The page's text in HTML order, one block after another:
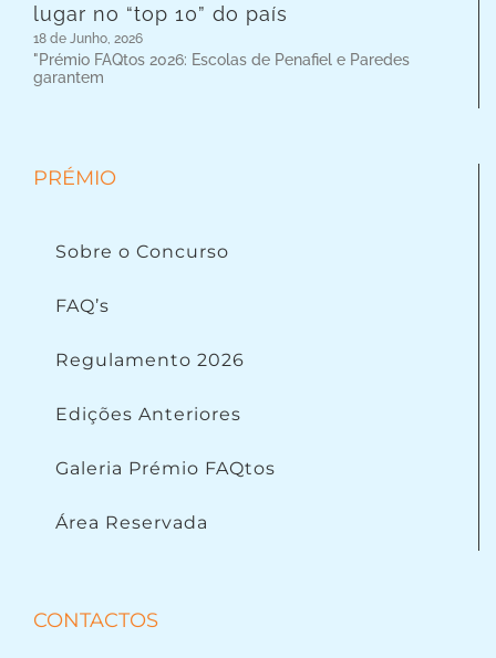
lugar no “top 10” do país
18 de Junho, 2026
"Prémio FAQtos 2026: Escolas de Penafiel e Paredes
garantem
PRÉMIO
Sobre o Concurso
FAQ’s
Regulamento 2026
Edições Anteriores
Galeria Prémio FAQtos
Área Reservada
CONTACTOS